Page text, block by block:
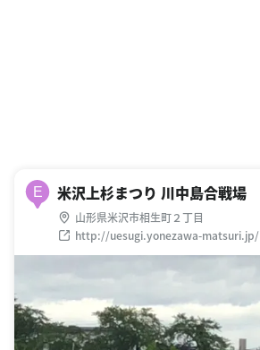
E 米沢上杉まつり 川中島合戦場
山形県米沢市相生町２丁目
http://uesugi.yonezawa-matsuri.jp/